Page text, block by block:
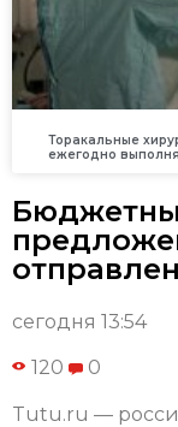
Торакальные
ежегодно
сегодня 13:54
120 0
Tutu.ru —